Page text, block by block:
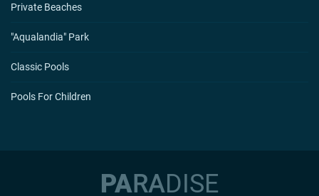
Private Beaches
"Aqualandia" Park
Classic Pools
Pools For Children
PARADISE